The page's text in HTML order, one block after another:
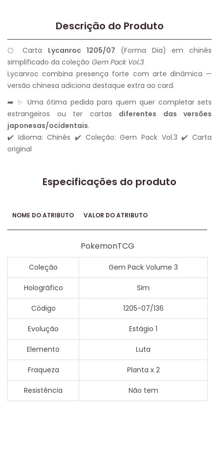
Descrição do Produto
🌕 Carta Lycanroc 1205/07 (Forma Dia) em chinês
simplificado da coleção Gem Pack Vol.3.
Lycanroc combina presença forte com arte dinâmica —
versão chinesa adiciona destaque extra ao card.
➡️ ✨ Uma ótima pedida para quem quer completar sets
estrangeiros ou ter cartas diferentes das versões
japonesas/ocidentais.
✔️ Idioma: Chinês ✔️ Coleção: Gem Pack Vol.3 ✔️ Carta
original
Especificações do produto
NOME DO ATRIBUTO VALOR DO ATRIBUTO
PokemonTCG
Coleção Gem Pack Volume 3
Holográfico Sim
Código 1205-07/136
Evolução Estágio 1
Elemento Luta
Fraqueza Planta x 2
Resistência Não tem